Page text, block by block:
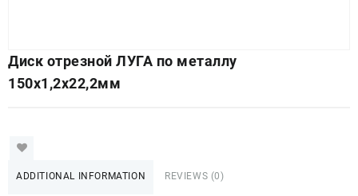
Диск отрезной ЛУГА по металлу
150х1,2х22,2мм
ADDITIONAL INFORMATION REVIEWS (0)